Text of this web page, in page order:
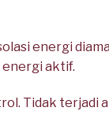
energi
aktif.
Tidak terjadi